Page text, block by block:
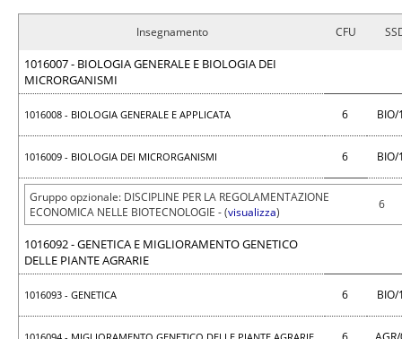
Insegnamento CFU
1016007 - BIOLOGIA GENERALE E BIOLOGIA DEI
MICRORGANISMI
1016008 - BIOLOGIA GENERALE E APPLICATA 6
1016009 - BIOLOGIA DEI MICRORGANISMI 6
Gruppo opzionale: DISCIPLINE PER LA REGOLAMENTAZIONE
ECONOMICA NELLE BIOTECNOLOGIE - (visualizza)
6
1016092 - GENETICA E MIGLIORAMENTO GENETICO
DELLE PIANTE AGRARIE
1016093 - GENETICA 6